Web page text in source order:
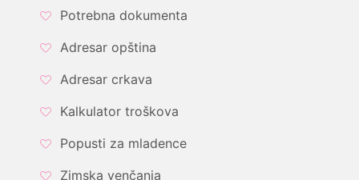
Potrebna dokumenta
Adresar opština
Adresar crkava
Kalkulator troškova
Popusti za mladence
Zimska venčanja